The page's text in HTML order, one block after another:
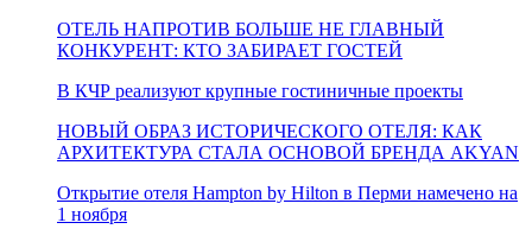
ОТЕЛЬ НАПРОТИВ БОЛЬШЕ НЕ ГЛАВНЫЙ
КОНКУРЕНТ: КТО ЗАБИРАЕТ ГОСТЕЙ
В КЧР реализуют крупные гостиничные проекты
НОВЫЙ ОБРАЗ ИСТОРИЧЕСКОГО ОТЕЛЯ: КАК
АРХИТЕКТУРА СТАЛА ОСНОВОЙ БРЕНДА AKYAN
Открытие отеля Hampton by Hilton в Перми намечено на
1 ноября